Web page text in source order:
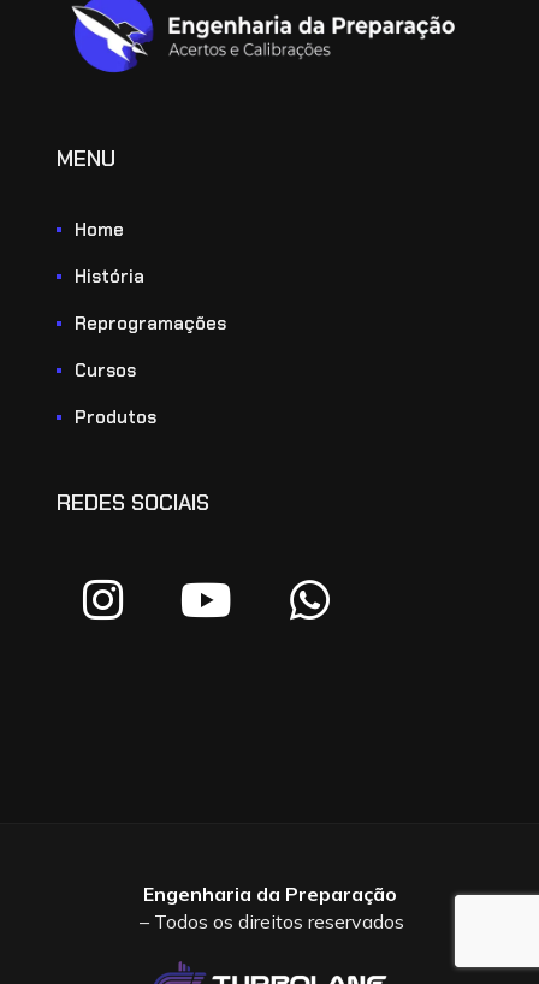
MENU
Home
História
Reprogramações
Cursos
Produtos
REDES SOCIAIS
Engenharia da Preparação
– Todos os direitos reservados